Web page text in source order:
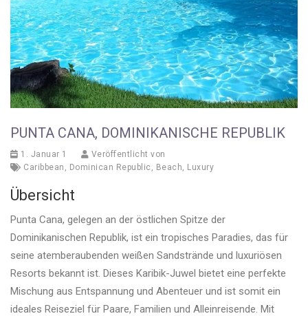
PUNTA CANA, DOMINIKANISCHE REPUBLIK
1. Januar 1
Veröffentlicht von
Caribbean , Dominican Republic , Beach, Luxury
Übersicht
Punta Cana, gelegen an der östlichen Spitze der
Dominikanischen Republik, ist ein tropisches Paradies, das für
seine atemberaubenden weißen Sandstrände und luxuriösen
Resorts bekannt ist. Dieses Karibik-Juwel bietet eine perfekte
Mischung aus Entspannung und Abenteuer und ist somit ein
ideales Reiseziel für Paare, Familien und Alleinreisende. Mit